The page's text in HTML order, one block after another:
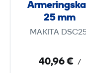
g
p
25 mm
MAKITA
40,96 € /